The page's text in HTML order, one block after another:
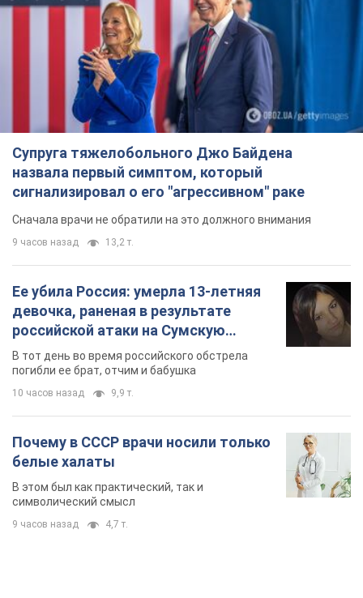
Супруга тяжелобольного Джо Байдена
назвала первый симптом, который
сигнализировал о его "агрессивном" раке
Сначала врачи не обратили на это должного внимания
9 часов назад 13,2 т.
Ее убила Россия: умерла 13-летняя
девочка, раненая в результате
российской атаки на Сумскую
область. Фото
В тот день во время российского обстрела
погибли ее брат, отчим и бабушка
10 часов назад 9,9 т.
Почему в СССР врачи носили только
белые халаты
В этом был как практический, так и
символический смысл
9 часов назад 4,7 т.